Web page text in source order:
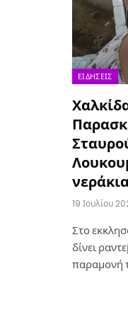
ΕΙΔΉΣΕΙΣ
19 Ιουλίου
Στο
δίνει
παραμονή